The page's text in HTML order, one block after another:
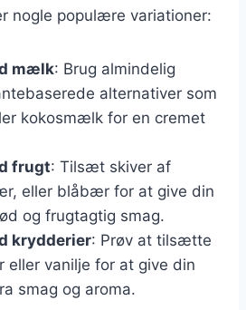
nogle populære variationer:
mælk: Brug almindelig
alternativer som
kokosmælk for en cremet
frugt: Tilsæt skiver af
eller blåbær for at give din
og frugtagtig smag.
krydderier: Prøv at tilsætte
eller vanilje for at give din
smag og aroma.